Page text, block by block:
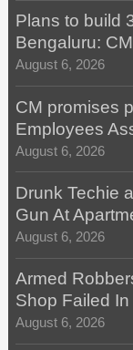
Plans to build
Bengaluru:
August 6, 2026
CM promises
Employees
August 6, 2026
Drunk Techie
Gun At
August 6, 2026
Armed
Shop Failed
August 6, 2026